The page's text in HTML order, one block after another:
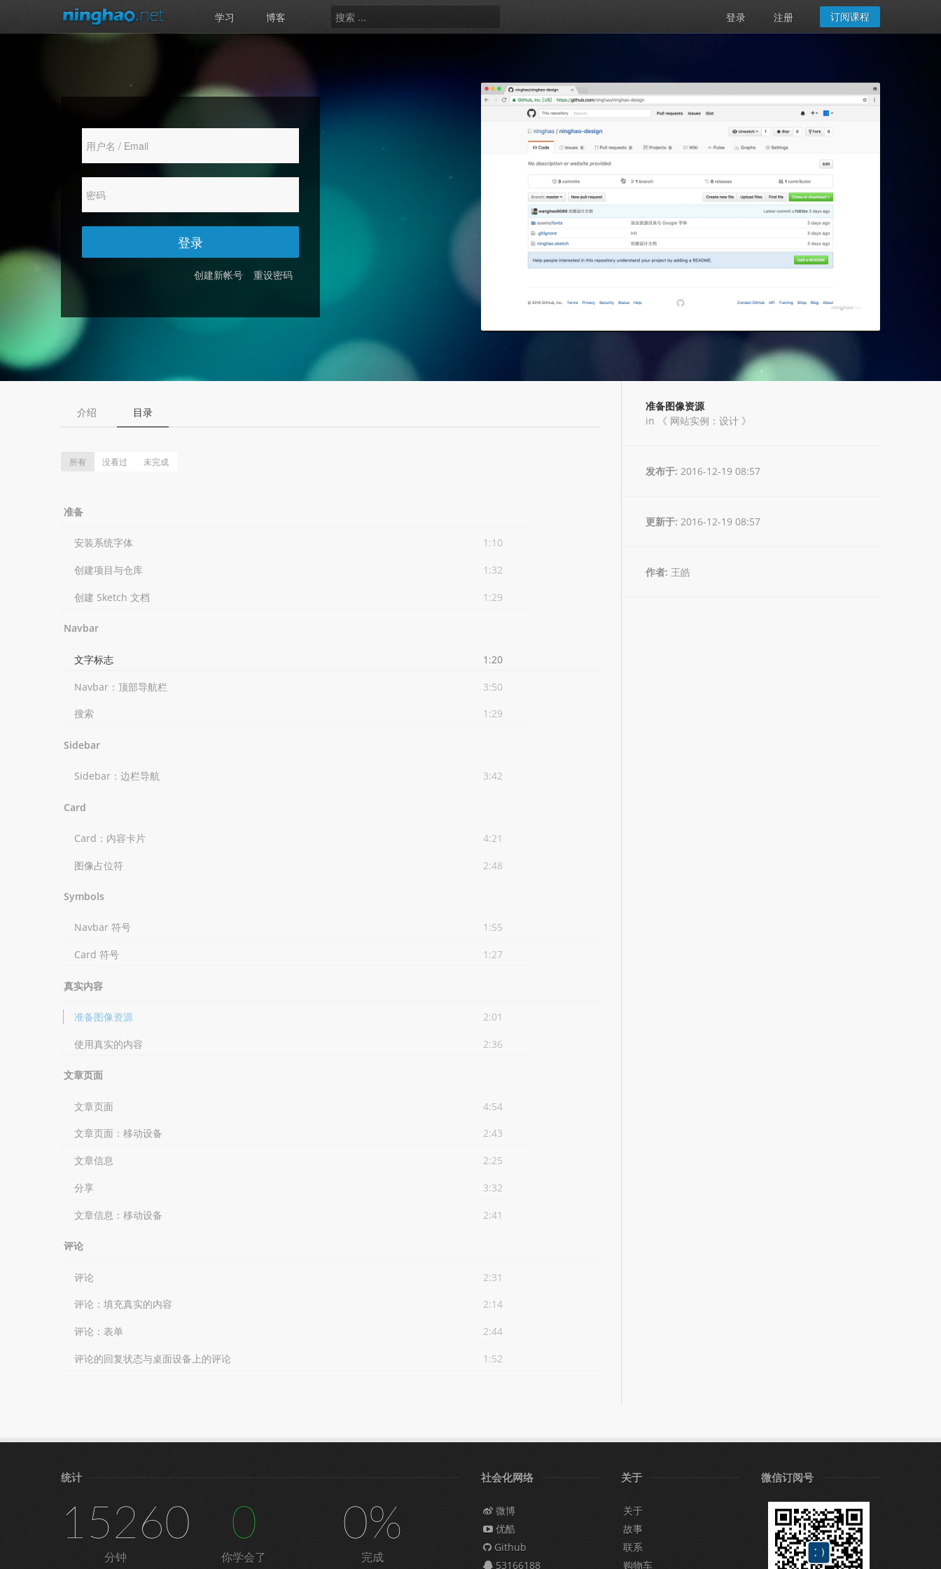
学习 博客 登录 注册 订阅课程
创建新帐号 重设密码
登录
介绍 目录
所有 没看过 未完成
准备
安装系统字体 1:10
创建项目与仓库 1:32
创建 Sketch 文档 1:29
Navbar
文字标志 1:20
Navbar：顶部导航栏 3:50
搜索 1:29
Sidebar
Sidebar：边栏导航 3:42
Card
Card：内容卡片 4:21
图像占位符 2:48
Symbols
Navbar 符号 1:55
Card 符号 1:27
真实内容
准备图像资源 2:01
使用真实的内容 2:36
文章页面
文章页面 4:54
文章页面：移动设备 2:43
文章信息 2:25
分享 3:32
文章信息：移动设备 2:41
评论
评论 2:31
评论：填充真实的内容 2:14
评论：表单 2:44
评论的回复状态与桌面设备上的评论 1:52
准备图像资源
in 《 网站实例：设计 》
发布于: 2016-12-19 08:57
更新于: 2016-12-19 08:57
作者: 王皓
统计
15260
分钟
0
你学会了
0%
完成
社会化网络
微博
优酷
Github
53166188
关于
关于
故事
联系
购物车
微信订阅号